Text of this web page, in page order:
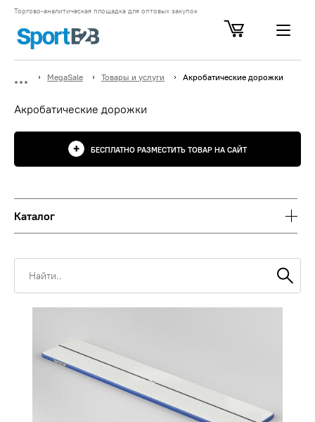
Торгово-аналитическая площадка для оптовых закупок
MegaSale Товары и услуги Акробатические дорожки
Акробатические дорожки
БЕСПЛАТНО РАЗМЕСТИТЬ ТОВАР НА САЙТ
Каталог